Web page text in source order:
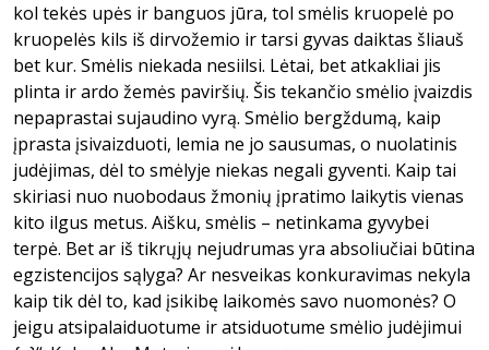
kol tekės upės ir banguos jūra, tol smėlis kruopelė po
kruopelės kils iš dirvožemio ir tarsi gyvas daiktas šliauš
bet kur. Smėlis niekada nesiilsi. Lėtai, bet atkakliai jis
plinta ir ardo žemės paviršių. Šis tekančio smėlio įvaizdis
nepaprastai sujaudino vyrą. Smėlio bergždumą, kaip
įprasta įsivaizduoti, lemia ne jo sausumas, o nuolatinis
judėjimas, dėl to smėlyje niekas negali gyventi. Kaip tai
skiriasi nuo nuobodaus žmonių įpratimo laikytis vienas
kito ilgus metus. Aišku, smėlis – netinkama gyvybei
terpė. Bet ar iš tikrųjų nejudrumas yra absoliučiai būtina
egzistencijos sąlyga? Ar nesveikas konkuravimas nekyla
kaip tik dėl to, kad įsikibę laikomės savo nuomonės? O
jeigu atsipalaiduotume ir atsiduotume smėlio judėjimui